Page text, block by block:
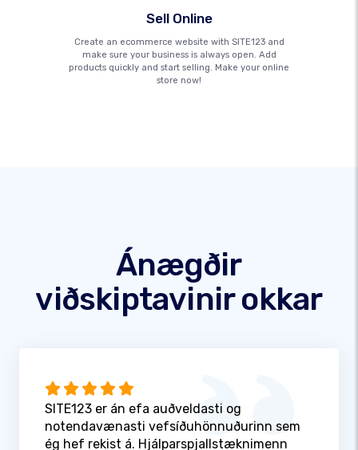
Sell Online
Create an ecommerce website with SITE123 and
make sure your business is always open. Add
products quickly and start selling. Make your online
store now!
Ánægðir
viðskiptavinir okkar
SITE123 er án efa auðveldasti og
notendavænasti vefsíðuhönnuðurinn sem
ég hef rekist á. Hjálparspjallstæknimenn